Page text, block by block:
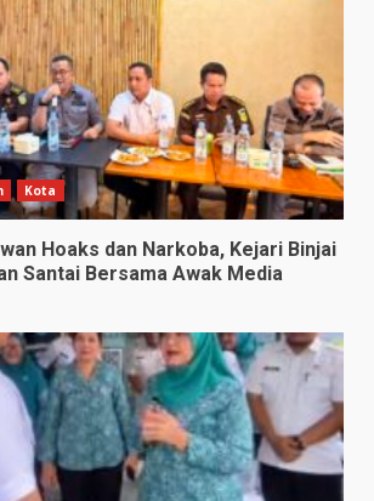
Kota
Hoaks dan Narkoba, Kejari Binjai
Santai Bersama Awak Media